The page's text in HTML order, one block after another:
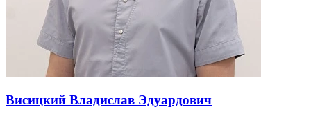
Висицкий Владислав Эдуардович